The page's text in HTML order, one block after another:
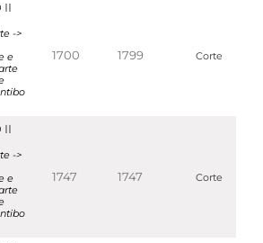
II
->
e
1700 1799 Corte
II
->
e
1747 1747 Corte